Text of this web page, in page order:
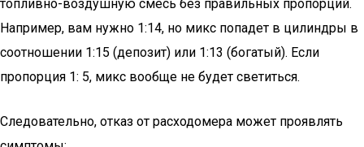
топливно-воздушную смесь без правильных пропорций.
Например, вам нужно 1:14, но микс попадет в цилиндры в
соотношении 1:15 (депозит) или 1:13 (богатый). Если
пропорция 1: 5, микс вообще не будет светиться.
Следовательно, отказ от расходомера может проявлять